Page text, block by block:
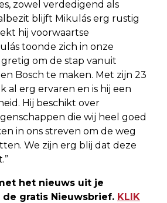
zowel verdedigend als
blijft Mikulás erg rustig
hij voorwaartse
toonde zich in onze
om de stap vanuit
Bosch te maken. Met zijn 23
al erg ervaren en is hij een
Hij beschikt over
die wij heel goed
in ons streven om de weg
We zijn erg blij dat deze
het nieuws uit je
gratis Nieuwsbrief. KLIK